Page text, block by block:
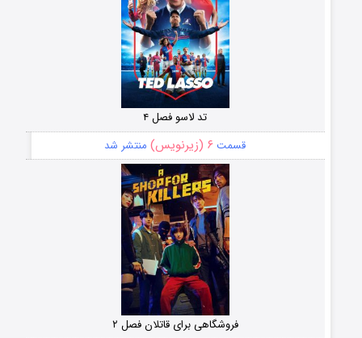
تد لاسو فصل ۴
قسمت ۶ (زیرنویس) منتشر شد
فروشگاهی برای قاتلان فصل ۲